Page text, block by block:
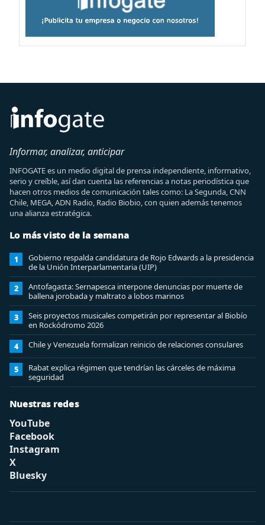
Informar, analizar, anticipar
INFOGATE es un medio digital de prensa independiente, informativo,
serio y creíble, así dan cuenta las referencias a notas periodística que
hacen otros medios de comunicación tales como: La Segunda, CNN
Chile, MEGA, ADN Radio, Radio Biobio, con quien además tenemos
una alianza estratégica.
Lo más visto de la semana
1
Gobierno respalda candidatura de Rojo Edwards a la presidencia
de la Unión Interparlamentaria (UIP)
2
Antofagasta: Sernapesca interpone denuncias por muerte de
ballena jorobada y maltrato a lobos marinos
3
Seis proyectos musicales competirán por representar al Biobío
en Rockódromo 2026
4 Chile y Venezuela formalizan reinicio de relaciones consulares
5
Rabat explica régimen que tendrían las cárceles de máxima
seguridad
Nuestras redes
YouTube
Facebook
Instagram
X
Bluesky